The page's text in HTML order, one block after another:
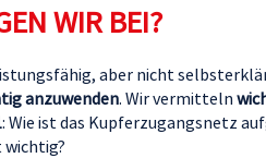
WIR BEI?
aber nicht
anzuwenden. Wir vermitteln
: Wie ist das Kupferzugangsnetz